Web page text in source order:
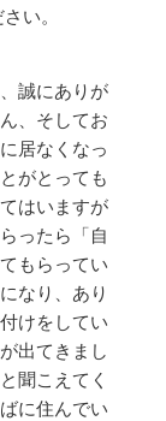
い。
誠にありが
、そしてお
居なくなっ
がとっても
はいますが
ったら「自
もらってい
なり、あり
けをしてい
出てきまし
聞こえてく
に住んでい